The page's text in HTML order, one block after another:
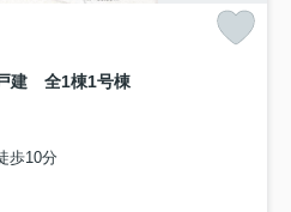
建 全1棟1号棟
歩10分